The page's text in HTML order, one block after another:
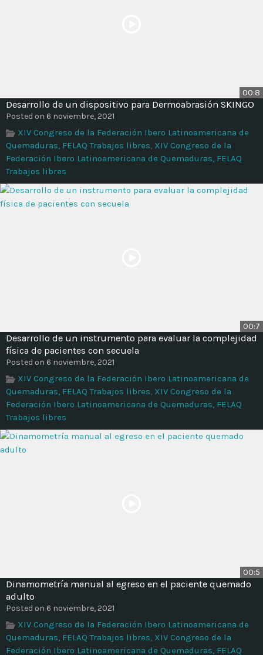
00:8
Desarrollo de un dispositivo para Dermoabrasión SKINGO
Posted on 6 noviembre, 2021
XIV Congreso de la Federación Ibero Latinoamericana de
Quemaduras, FELAQ Trabajos libres, XIV Congreso de la
Federación Ibero Latinoamericana de Quemaduras, FELAQ
Trabajos libres
00:7
Desarrollo de un instrumento para evaluar la complejidad
física de pacientes con secuela
Posted on 6 noviembre, 2021
XIV Congreso de la Federación Ibero Latinoamericana de
Quemaduras, FELAQ Trabajos libres, XIV Congreso de la
Federación Ibero Latinoamericana de Quemaduras, FELAQ
Trabajos libres
00:5
Dinamometría manual al egreso en el paciente quemado
adulto
Posted on 6 noviembre, 2021
XIV Congreso de la Federación Ibero Latinoamericana de
Quemaduras, FELAQ Trabajos libres, XIV Congreso de la
Federación Ibero Latinoamericana de Quemaduras, FELAQ